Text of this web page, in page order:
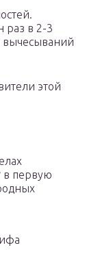
раз в 2-3
вычесываний
этой
в первую